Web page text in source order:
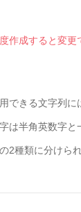
作成すると変
できる文字列に
は半角英数字と
2種類に分けられ